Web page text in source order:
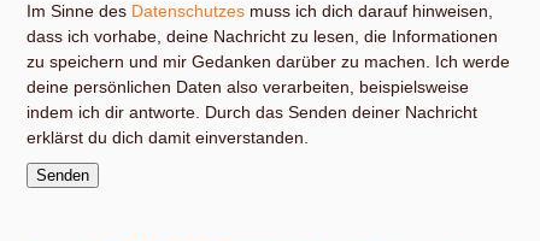
Im Sinne des Datenschutzes muss ich dich darauf hinweisen,
dass ich vorhabe, deine Nachricht zu lesen, die Informationen
zu speichern und mir Gedanken darüber zu machen. Ich werde
deine persönlichen Daten also verarbeiten, beispielsweise
indem ich dir antworte. Durch das Senden deiner Nachricht
erklärst du dich damit einverstanden.